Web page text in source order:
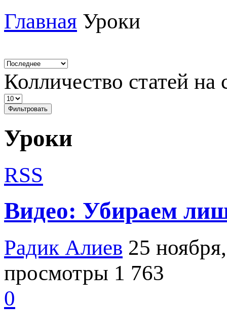
Главная Уроки
Колличество статей на
Фильтровать
Уроки
RSS
Видео: Убираем
Радик Алиев 25
просмотры 1 763
0